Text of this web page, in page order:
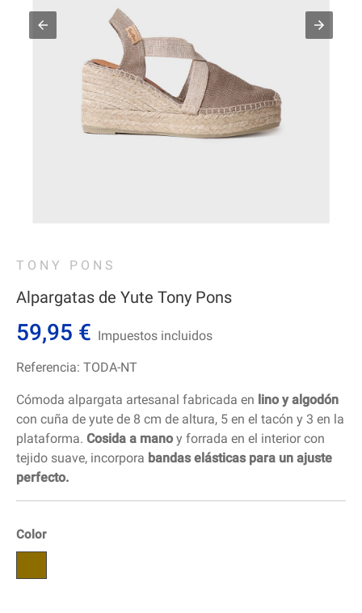
TONY PONS
Alpargatas de Yute Tony Pons
59,95 € Impuestos incluidos
Referencia: TODA-NT
Cómoda alpargata artesanal fabricada en lino y algodón
con cuña de yute de 8 cm de altura, 5 en el tacón y 3 en la
plataforma. Cosida a mano y forrada en el interior con
tejido suave, incorpora bandas elásticas para un ajuste
perfecto.
Color